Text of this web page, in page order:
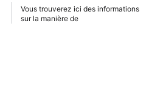
Vous trouverez ici des informations
sur la manière de